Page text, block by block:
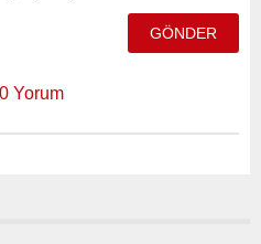
Yorum